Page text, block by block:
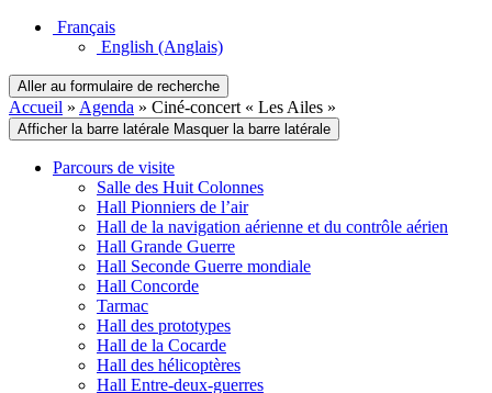
Français
English (Anglais)
Aller au formulaire de recherche
Accueil » Agenda » Ciné-concert « Les Ailes »
Afficher la barre latérale Masquer la barre latérale
Parcours de visite
Salle des Huit Colonnes
Hall Pionniers de l’air
Hall de la navigation aérienne et du contrôle aérien
Hall Grande Guerre
Hall Seconde Guerre mondiale
Hall Concorde
Tarmac
Hall des prototypes
Hall de la Cocarde
Hall des hélicoptères
Hall Entre-deux-guerres